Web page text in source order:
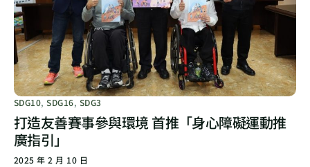
SDG10,SDG16, SDG3
打造友善賽事參與環境 首推「身心障礙運動推
廣指引」
2025 年 2 月 10 日